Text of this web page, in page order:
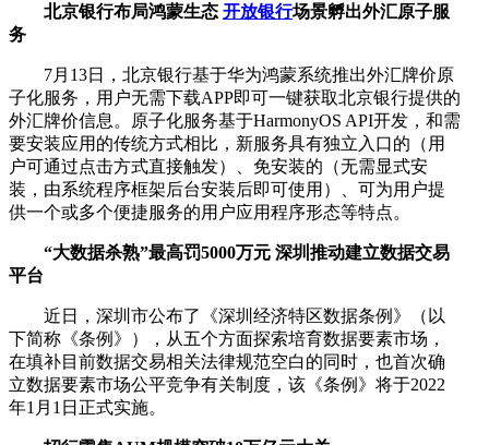
北京银行布局鸿蒙生态 开放银行场景孵出外汇原子服
务
7月13日，北京银行基于华为鸿蒙系统推出外汇牌价原
子化服务，用户无需下载APP即可一键获取北京银行提供的
外汇牌价信息。原子化服务基于HarmonyOS API开发，和需
要安装应用的传统方式相比，新服务具有独立入口的（用
户可通过点击方式直接触发）、免安装的（无需显式安
装，由系统程序框架后台安装后即可使用）、可为用户提
供一个或多个便捷服务的用户应用程序形态等特点。
“大数据杀熟”最高罚5000万元 深圳推动建立数据交易
平台
近日，深圳市公布了《深圳经济特区数据条例》（以
下简称《条例》），从五个方面探索培育数据要素市场，
在填补目前数据交易相关法律规范空白的同时，也首次确
立数据要素市场公平竞争有关制度，该《条例》将于2022
年1月1日正式实施。